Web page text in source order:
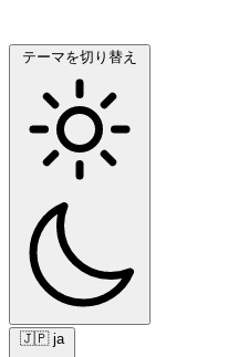
テーマを切り替え
🇯🇵 ja